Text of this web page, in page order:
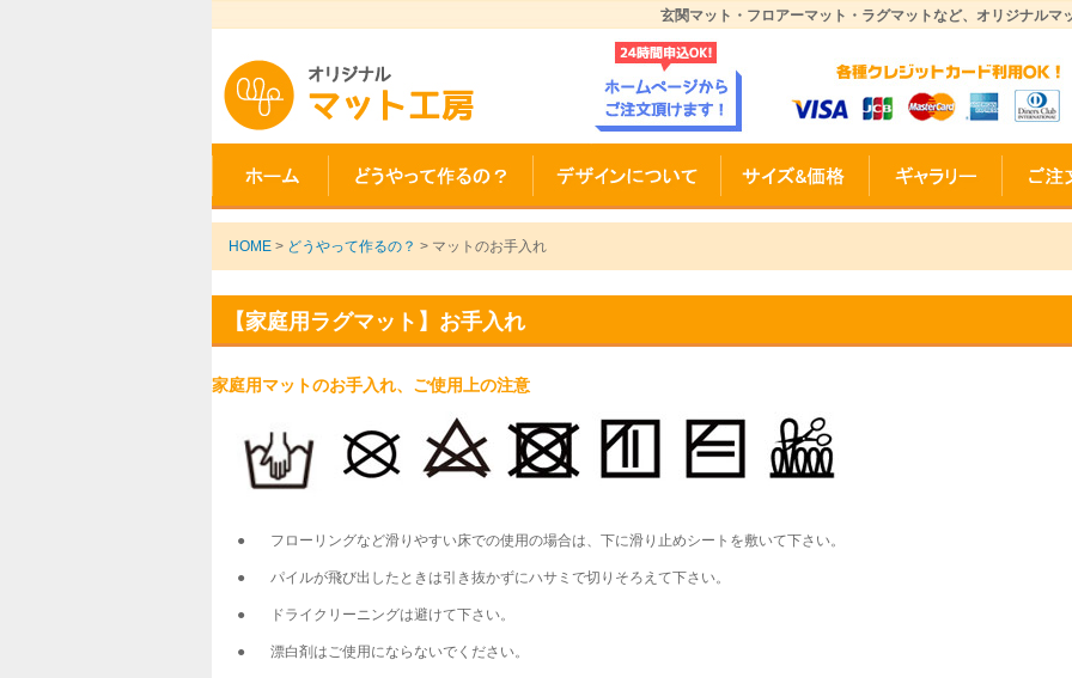
玄関マット・フロアーマット・ラグマットなど、オリジナル
HOME > どうやって作るの？ > マットのお手入れ
【家庭用ラグマット】お手入れ
家庭用マットのお手入れ、ご使用上の注意
● フローリングなど滑りやすい床での使用の場合は、下に滑り止めシートを敷いて下さい。
● パイルが飛び出したときは引き抜かずにハサミで切りそろえて下さい。
● ドライクリーニングは避けて下さい。
● 漂白剤はご使用にならないでください。